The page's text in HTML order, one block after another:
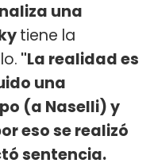
una
tiene la
"La realidad es
una
(a Naselli) y
eso se realizó
sentencia.